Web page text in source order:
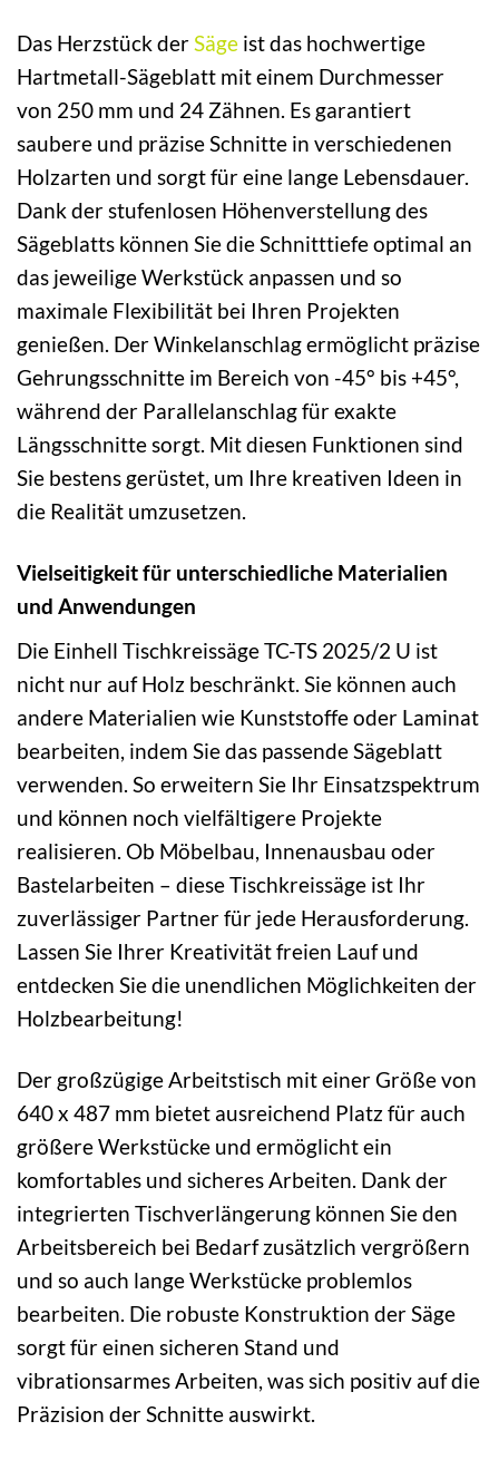
Das Herzstück derSäge ist das hochwertige
Hartmetall-Sägeblatt mit einem Durchmesser
von 250 mm und 24 Zähnen. Es garantiert
saubere und präzise Schnitte in verschiedenen
Holzarten und sorgt für eine lange Lebensdauer.
Dank der stufenlosen Höhenverstellung des
Sägeblatts können Sie die Schnitttiefe optimal an
das jeweilige Werkstück anpassen und so
maximale Flexibilität bei Ihren Projekten
genießen. Der Winkelanschlag ermöglicht präzise
Gehrungsschnitte im Bereich von -45° bis +45°,
während der Parallelanschlag für exakte
Längsschnitte sorgt. Mit diesen Funktionen sind
Sie bestens gerüstet, um Ihre kreativen Ideen in
die Realität umzusetzen.
Vielseitigkeit für unterschiedliche Materialien
und Anwendungen
Die Einhell Tischkreissäge TC-TS 2025/2 U ist
nicht nur auf Holz beschränkt. Sie können auch
andere Materialien wie Kunststoffe oder Laminat
bearbeiten, indem Sie das passende Sägeblatt
verwenden. So erweitern Sie Ihr Einsatzspektrum
und können noch vielfältigere Projekte
realisieren. Ob Möbelbau, Innenausbau oder
Bastelarbeiten – diese Tischkreissäge ist Ihr
zuverlässiger Partner für jede Herausforderung.
Lassen Sie Ihrer Kreativität freien Lauf und
entdecken Sie die unendlichen Möglichkeiten der
Holzbearbeitung!
Der großzügige Arbeitstisch mit einer Größe von
640 x 487 mm bietet ausreichend Platz für auch
größere Werkstücke und ermöglicht ein
komfortables und sicheres Arbeiten. Dank der
integrierten Tischverlängerung können Sie den
Arbeitsbereich bei Bedarf zusätzlich vergrößern
und so auch lange Werkstücke problemlos
bearbeiten. Die robuste Konstruktion der Säge
sorgt für einen sicheren Stand und
vibrationsarmes Arbeiten, was sich positiv auf die
Präzision der Schnitte auswirkt.